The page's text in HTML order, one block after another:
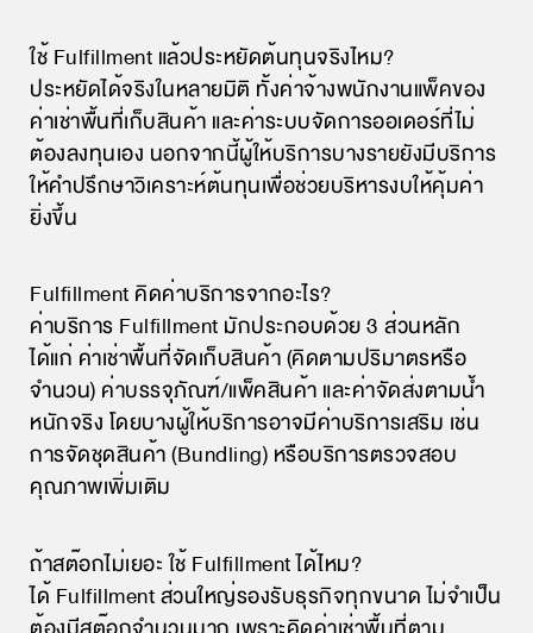
ใช้ Fulfillment แล้วประหยัดต้นทุนจริงไหม?
ประหยัดได้จริงในหลายมิติ ทั้งค่าจ้างพนักงานแพ็คของ
ค่าเช่าพื้นที่เก็บสินค้า และค่าระบบจัดการออเดอร์ที่ไม่
ต้องลงทุนเอง นอกจากนี้ผู้ให้บริการบางรายยังมีบริการ
ให้คำปรึกษาวิเคราะห์ต้นทุนเพื่อช่วยบริหารงบให้คุ้มค่า
ยิ่งขึ้น
Fulfillment คิดค่าบริการจากอะไร?
ค่าบริการ Fulfillment มักประกอบด้วย 3 ส่วนหลัก
ได้แก่ ค่าเช่าพื้นที่จัดเก็บสินค้า (คิดตามปริมาตรหรือ
จำนวน) ค่าบรรจุภัณฑ์/แพ็คสินค้า และค่าจัดส่งตามน้ำ
หนักจริง โดยบางผู้ให้บริการอาจมีค่าบริการเสริม เช่น
การจัดชุดสินค้า (Bundling) หรือบริการตรวจสอบ
คุณภาพเพิ่มเติม
ถ้าสต๊อกไม่เยอะ ใช้ Fulfillment ได้ไหม?
ได้ Fulfillment ส่วนใหญ่รองรับธุรกิจทุกขนาด ไม่จำเป็น